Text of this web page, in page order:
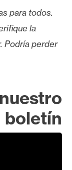
para todos.
la
Podría perder
boletín